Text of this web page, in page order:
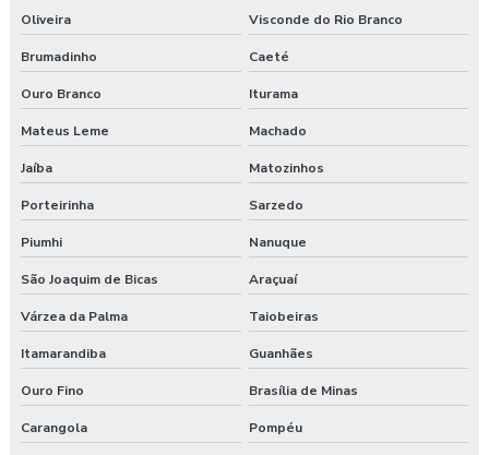
Pgr rural
Pgr segurança do trabalho
Pgr segurança do trabalho esocial
Pgr segurança do trabalho nr
Pgr segurança do trabalho nr 01
Pgr segurança do trabalho valor
Pgrtr nr 31
Plano de atendimento a emergência em obras
Programa de gerenciamento de riscos
Oliveira Visconde do Rio Branco
Brumadinho Caeté
Ouro Branco Iturama
Mateus Leme Machado
Jaíba Matozinhos
Porteirinha Sarzedo
Piumhi Nanuque
São Joaquim de Bicas Araçuaí
Várzea da Palma Taiobeiras
Itamarandiba Guanhães
Ouro Fino Brasília de Minas
Carangola Pompéu